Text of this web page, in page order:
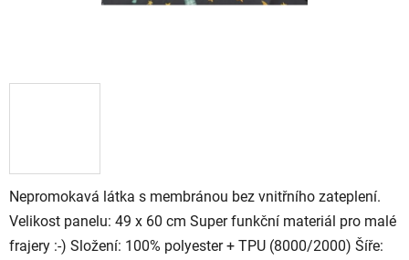
Nepromokavá látka s membránou bez vnitřního zateplení.
Velikost panelu: 49 x 60 cm Super funkční materiál pro malé
frajery :-) Složení: 100% polyester + TPU (8000/2000) Šíře: